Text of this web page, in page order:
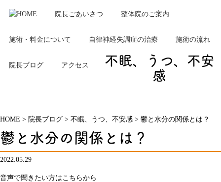
院長ごあいさつ 整体院のご案内
施術・料金について 自律神経失調症の治療 施術の流れ
院長ブログ アクセス 不眠、うつ、不安
感
HOME > 院長ブログ > 不眠、うつ、不安感 > 鬱と水分の関係とは？
鬱と水分の関係とは？
2022.05.29
音声で聞きたい方はこちらから